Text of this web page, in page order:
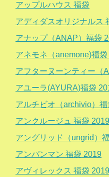
アップルハウス 福袋
アディダスオリジナルス
アナップ（ANAP）福袋
アネモネ（anemone)福
アフターヌーンティー（
アユーラ(AYURA)福袋
アルチビオ（archivio）
アンクルージュ 福袋 2019
アングリッド（ungrid）
アンパンマン 福袋 2019
アヴィレックス 福袋 2019